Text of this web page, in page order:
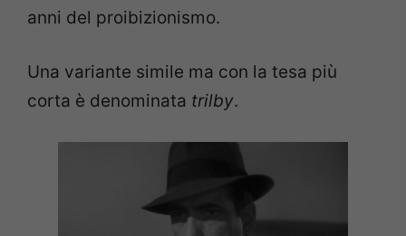
anni del proibizionismo.
Una variante simile ma con la tesa più
corta è denominata trilby.